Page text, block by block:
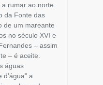
rumar ao norte
da Fonte das
de um mareante
no século XVI e
– assim
– é aceite.
águas
a